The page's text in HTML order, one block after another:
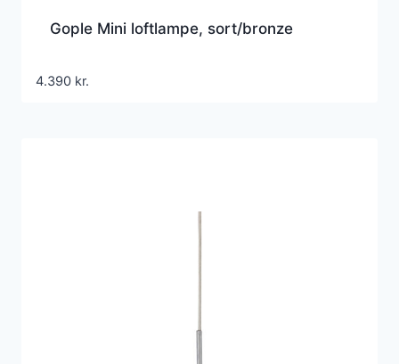
Gople Mini loftlampe, sort/bronze
4.390 kr.